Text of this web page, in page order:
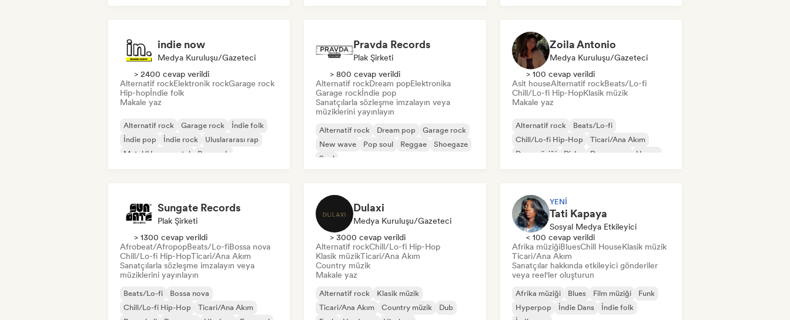
indie now
Medya Kuruluşu/Gazeteci
> 2400 cevap verildi
Alternatif rockElektronik rockGarage rock
Hip-hopİndie folk
Makale yaz
Alternatif rock Garage rock
İndie folk
İndie pop
İndie rock
Uluslararası rap
Metal/Heavy metal
Pop rock
Pravda Records
Plak Şirketi
> 800 cevap verildi
Alternatif rockDream popElektronika
Garage rockİndie pop
Sanatçılarla sözleşme imzalayın veya
müziklerini yayınlayın
Alternatif rock Dream pop
Garage rock
New wave
Pop soul Reggae
Shoegaze
Soul
Zoila Antonio
Medya Kuruluşu/Gazeteci
> 100 cevap verildi
Asit houseAlternatif rockBeats/Lo-fi
Chill/Lo-fi Hip-HopKlasik müzik
Makale yaz
Alternatif rock
Beats/Lo-fi
Chill/Lo-fi Hip-Hop
Ticari/Ana Akım
Dans müziği
Disko Dream pop House
Sungate Records
Plak Şirketi
> 1300 cevap verildi
Afrobeat/AfropopBeats/Lo-fiBossa nova
Chill/Lo-fi Hip-HopTicari/Ana Akım
Sanatçılarla sözleşme imzalayın veya
müziklerini yayınlayın
Beats/Lo-fi
Bossa nova
Chill/Lo-fi Hip-Hop
Ticari/Ana Akım
Dulaxi
Medya Kuruluşu/Gazeteci
> 3000 cevap verildi
Alternatif rockChill/Lo-fi Hip-Hop
Klasik müzikTicari/Ana Akım
Country müzik
Makale yaz
Alternatif rock
Klasik müzik
Ticari/Ana Akım
Country müzik
Dub
YENI
Tati Kapaya
Sosyal Medya Etkileyici
< 100 cevap verildi
Afrika müziğiBluesChill HouseKlasik müzik
Ticari/Ana Akım
Sanatçılar hakkında etkileyici gönderiler
veya reel'ler oluşturun
Afrika müziği Blues Film müziği
Funk
Hyperpop
İndie Dans
İndie folk